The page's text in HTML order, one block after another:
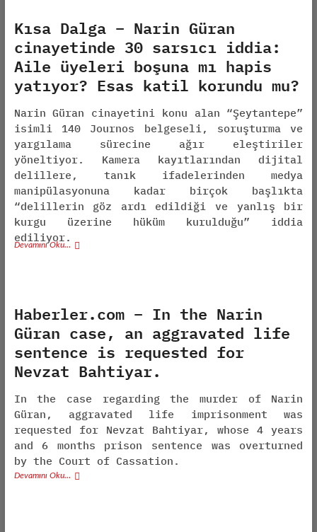
Kısa Dalga – Narin Güran
cinayetinde 30 sarsıcı iddia:
Aile üyeleri boşuna mı hapis
yatıyor? Esas katil korundu mu?
Narin Güran cinayetini konu alan “Şeytantepe”
isimli 140 Journos belgeseli, soruşturma ve
yargılama sürecine ağır eleştiriler
yöneltiyor. Kamera kayıtlarından dijital
delillere, tanık ifadelerinden medya
manipülasyonuna kadar birçok başlıkta
“delillerin göz ardı edildiği ve yanlış bir
kurgu üzerine hüküm kurulduğu” iddia
ediliyor.
Devamını Oku…
Haberler.com – In the Narin
Güran case, an aggravated life
sentence is requested for
Nevzat Bahtiyar.
In the case regarding the murder of Narin
Güran, aggravated life imprisonment was
requested for Nevzat Bahtiyar, whose 4 years
and 6 months prison sentence was overturned
by the Court of Cassation.
Devamını Oku…